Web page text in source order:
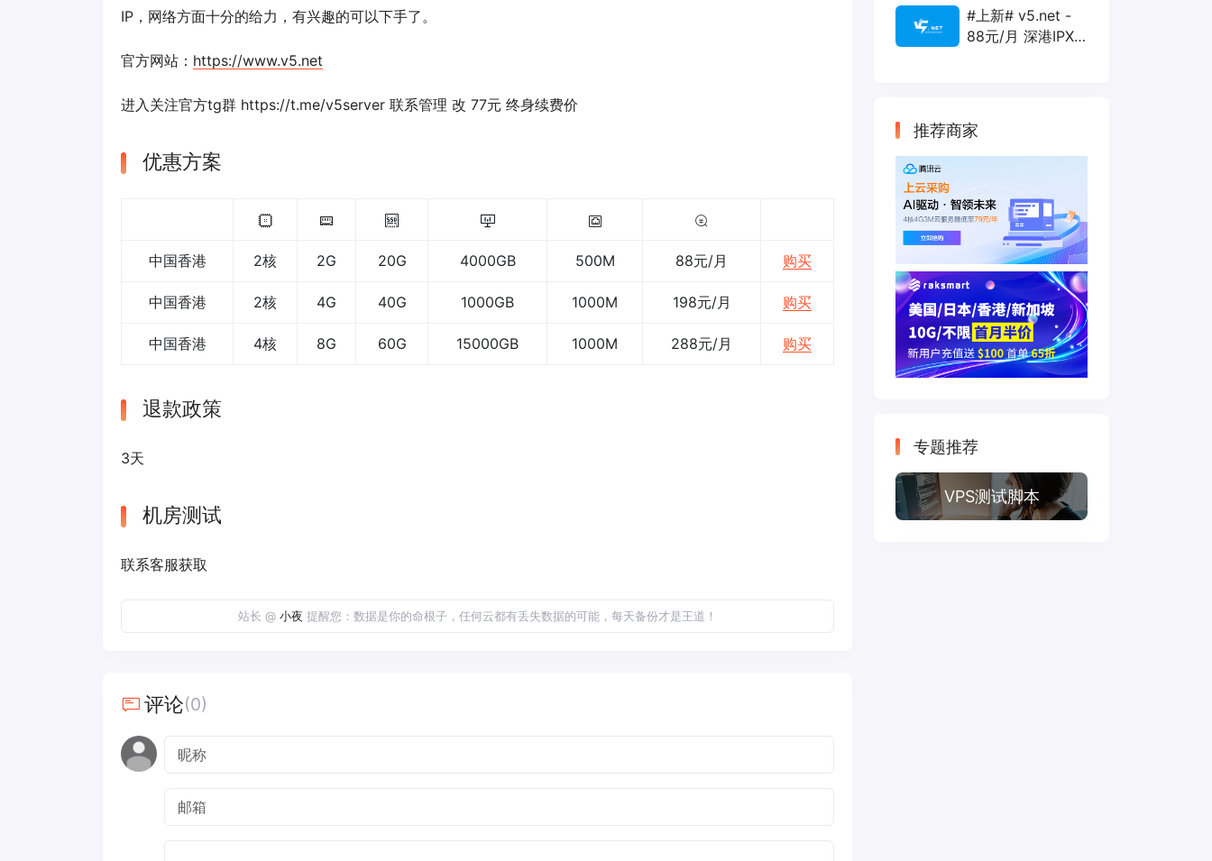
IP，网络方面十分的给力，有兴趣的可以下手了。
官方网站： https://www.v5.net
进入关注官方tg群 https://t.me/v5server 联系管理 改 77元 终身续费价
优惠方案
中国香港 2核 2G 20G 4000GB 500M 88元/月 购买
中国香港 2核 4G 40G 1000GB 1000M 198元/月 购买
中国香港 4核 8G 60G 15000GB 1000M 288元/月 购买
退款政策
3天
机房测试
联系客服获取
站长 @ 小夜 提醒您：数据是你的命根子，任何云都有丢失数据的可能，每天备份才是王道！
评论(0)
优化和纯国际线路
#上新# v5.net -
88元/月 深港IPX
推荐商家
专题推荐
VPS测试脚本